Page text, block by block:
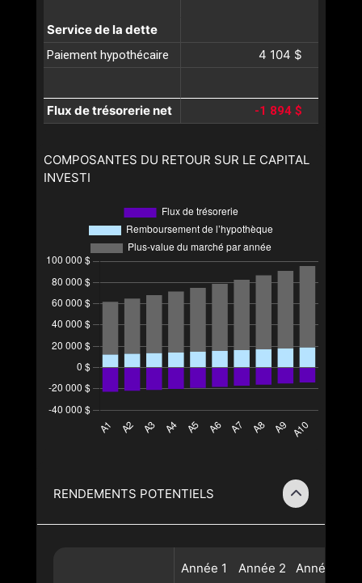
Service de la dette
Paiement hypothécaire 4 104 $
Flux de trésorerie net -1 894 $
COMPOSANTES DU RETOUR SUR LE CAPITAL
INVESTI
RENDEMENTS POTENTIELS
Année 1 Année 2 Année